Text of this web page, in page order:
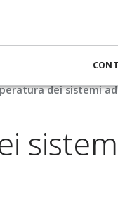
dei sistemi